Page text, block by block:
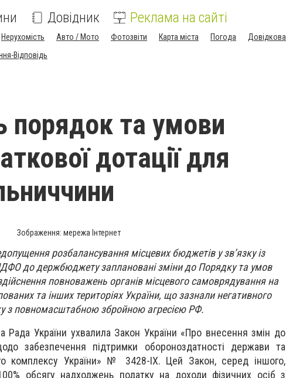
Довідник Реклама на сайті
Нерухомість Авто / Мото Фотозвіти Карта міста Погода
Довідкова
Відповідь
порядок та умови
дотації для
Зображення: мережа Інтернет
розбалансування місцевих бюджетів у зв’язку із
до держбюджету заплановані зміни до Порядку та умов
повноважень органів місцевого самоврядування на
та інших територіях України, що зазнали негативного
з повномасштабною збройною агресією РФ.
Рада України ухвалила Закон України «Про внесення змін до
забезпечення підтримки обороноздатності держави та
комплексу України» № 3428-IX. Цей Закон, серед іншого,
обсягу надходжень податку на доходи фізичних осіб з